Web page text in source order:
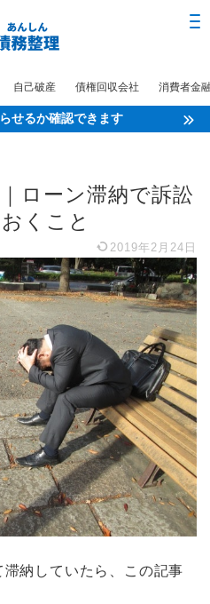
自己破産 債権回収会社 消費者金
せるか確認できます
ローン滞納で訴訟
くこと
2019年2月24日
納していたら、この記事